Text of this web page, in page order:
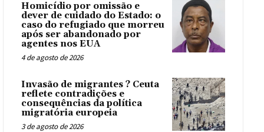
Homicídio por omissão e
dever de cuidado do Estado: o
caso do refugiado que morreu
após ser abandonado por
agentes nos EUA
4 de agosto de 2026
Invasão de migrantes ? Ceuta
reflete contradições e
consequências da política
migratória europeia
3 de agosto de 2026